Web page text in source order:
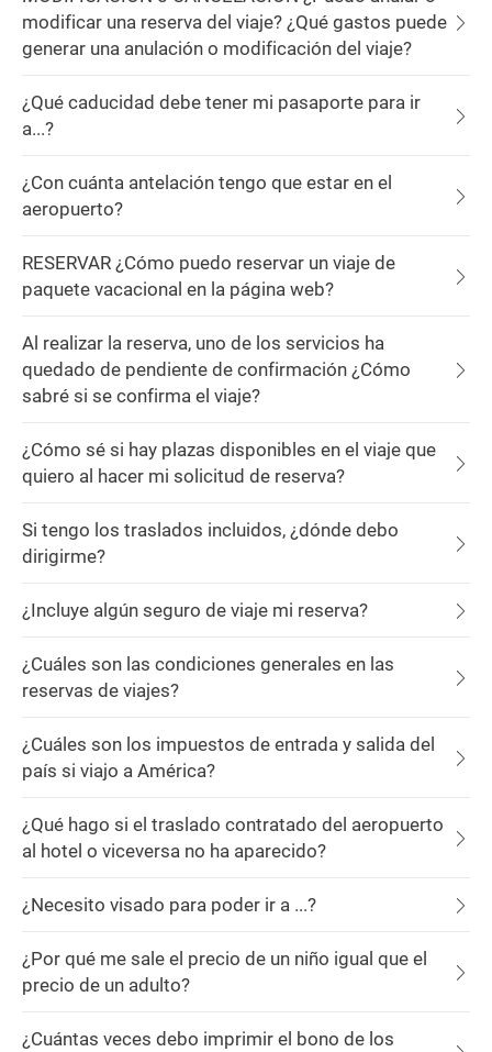
modificar una reserva del viaje? ¿Qué gastos puede
generar una anulación o modificación del viaje?
¿Qué caducidad debe tener mi pasaporte para ir
a...?
¿Con cuánta antelación tengo que estar en el
aeropuerto?
RESERVAR ¿Cómo puedo reservar un viaje de
paquete vacacional en la página web?
Al realizar la reserva, uno de los servicios ha
quedado de pendiente de confirmación ¿Cómo
sabré si se confirma el viaje?
¿Cómo sé si hay plazas disponibles en el viaje que
quiero al hacer mi solicitud de reserva?
Si tengo los traslados incluidos, ¿dónde debo
dirigirme?
¿Incluye algún seguro de viaje mi reserva?
¿Cuáles son las condiciones generales en las
reservas de viajes?
¿Cuáles son los impuestos de entrada y salida del
país si viajo a América?
¿Qué hago si el traslado contratado del aeropuerto
al hotel o viceversa no ha aparecido?
¿Necesito visado para poder ir a ...?
¿Por qué me sale el precio de un niño igual que el
precio de un adulto?
¿Cuántas veces debo imprimir el bono de los